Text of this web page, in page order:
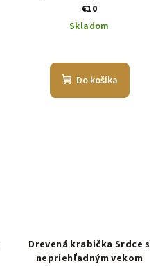
€10
Skladom
Do košíka
Drevená krabička Srdce s
nepriehľadným vekom